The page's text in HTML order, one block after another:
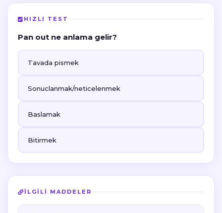
HIZLI TEST
Pan out ne anlama gelir?
Tavada pismek
Sonuclanmak/neticelenmek
Baslamak
Bitirmek
İLGILI MADDELER